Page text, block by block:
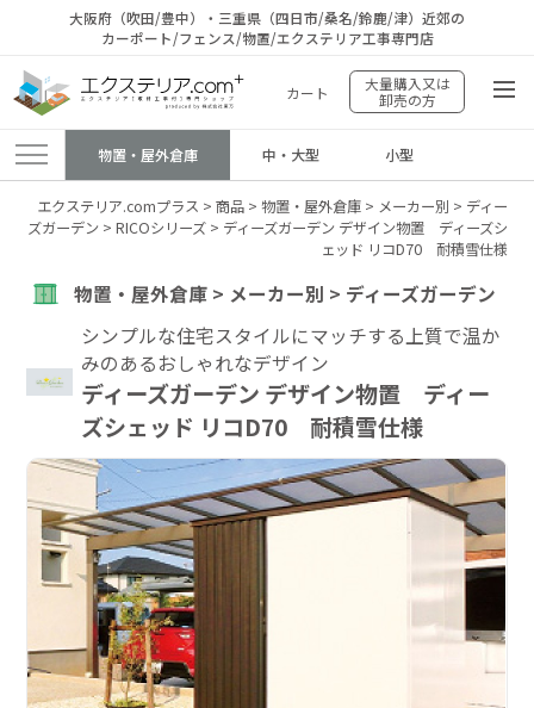
大阪府（吹田/豊中）・三重県（四日市/桑名/鈴鹿/津）近郊の
カーポート/フェンス/物置/エクステリア工事専門店
カート
大量購入又は
卸売の方
物置・屋外倉庫 中・大型 小型
エクステリア.comプラス > 商品> 物置・屋外倉庫> メーカー別 > ディー
ズガーデン > RICOシリーズ> ディーズガーデン デザイン物置 ディーズシ
ェッド リコD70 耐積雪仕様
物置・屋外倉庫 > メーカー別 > ディーズガーデン
シンプルな住宅スタイルにマッチする上質で温か
みのあるおしゃれなデザイン
ディーズガーデン デザイン物置 ディー
ズシェッド リコD70 耐積雪仕様